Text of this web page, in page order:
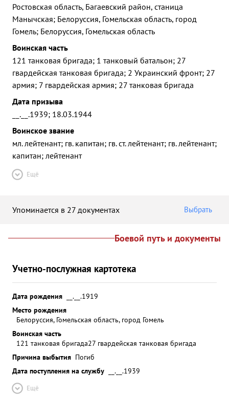
Ростовская область, Багаевский район, станица
Манычская; Белоруссия, Гомельская область, город
Гомель; Белоруссия, Гомельская область
Воинская часть
121 танковая бригада; 1 танковый батальон; 27
гвардейская танковая бригада; 2 Украинский фронт; 27
армия; 7 гвардейская армия; 27 танковая бригада
Дата призыва
__.__.1939; 18.03.1944
Воинское звание
мл. лейтенант; гв. капитан; гв. ст. лейтенант; гв. лейтенант;
капитан; лейтенант
Ещё
Упоминается в 27 документах Выбрать
Боевой путь и документы
Учетно-послужная картотека
Дата рождения
__.__.1919
Место рождения
Белоруссия, Гомельская область, город Гомель
Воинская часть
121 танковая бригада27 гвардейская танковая бригада
Причина выбытия Погиб
Дата поступления на службу
__.__.1939
Ещё